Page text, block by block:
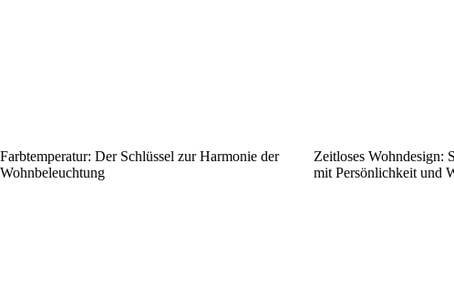
Farbtemperatur: Der Schlüssel zur Harmonie der
Wohnbeleuchtung
Zeitloses Wohndesign:
mit Persönlichkeit und